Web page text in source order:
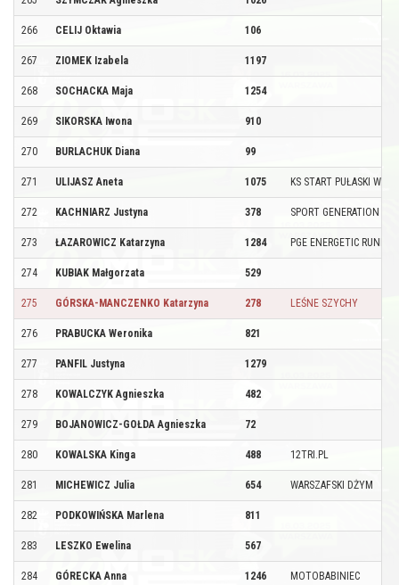
266 CELIJ Oktawia 106
267 ZIOMEK Izabela 1197
268 SOCHACKA Maja 1254
269 SIKORSKA Iwona 910
270 BURLACHUK Diana 99
271 ULIJASZ Aneta 1075 KS START PUŁASKI
272 KACHNIARZ Justyna 378 SPORT GENERATION
273 ŁAZAROWICZ Katarzyna 1284 PGE ENERGETIC
274 KUBIAK Małgorzata 529
275 GÓRSKA-MANCZENKO Katarzyna 278 LEŚNE SZYCHY
276 PRABUCKA Weronika 821
277 PANFIL Justyna 1279
278 KOWALCZYK Agnieszka 482
279 BOJANOWICZ-GOŁDA Agnieszka 72
280 KOWALSKA Kinga 488 12TRI.PL
281 MICHEWICZ Julia 654 WARSZAFSKI DŻYM
282 PODKOWIŃSKA Marlena 811
283 LESZKO Ewelina 567
284 GÓRECKA Anna 1246 MOTOBABINIEC